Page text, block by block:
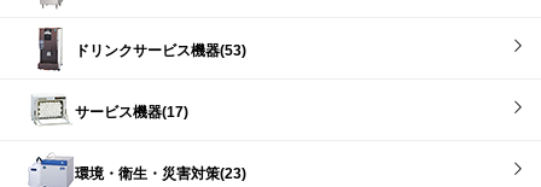
ドリンクサービス機器(53)
サービス機器(17)
環境・衛生・災害対策(23)